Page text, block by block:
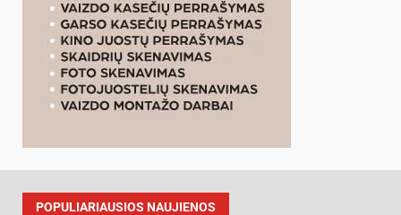
POPULIARIAUSIOS NAUJIENOS